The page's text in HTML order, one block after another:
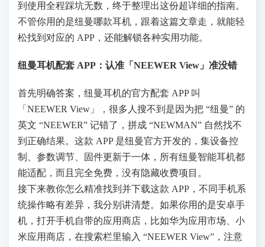
到使用全程踩坑无数，终于整理出这份超详细的指南。
不管你用的是纽曼哪款耳机，跟着这篇文章走，就能轻
松找到对应的 APP，还能解锁各种实用功能。
纽曼耳机配套 APP：认准「NEEWER View」准没错
首先明确答案，纽曼耳机的官方配套 APP 叫
「NEEWER View」，很多人搜不到是因为把 “纽曼” 的
英文 “NEEWER” 记错了，拼成 “NEWMAN” 自然找不
到正确结果。这款 APP 是纽曼官方开发的，集设备控
制、参数调节、固件更新于一体，所有纽曼智能耳机都
能适配，而且完全免费，没有隐藏收费项目。
接下来教你怎么精准找到并下载这款 APP，不同手机系
统操作略有差异，我分别讲清楚。如果你用的是安卓手
机，打开手机自带的应用商店，比如华为应用市场、小
米应用商店，在搜索栏里输入 “NEEWER View”，注意